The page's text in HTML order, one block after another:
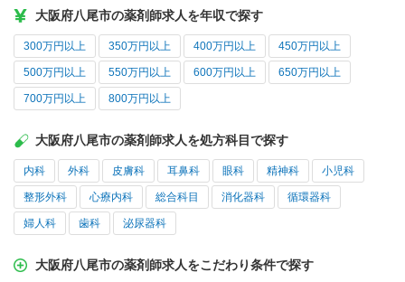
大阪府八尾市の薬剤師求人を年収で探す
300万円以上 350万円以上 400万円以上 450万円以上
500万円以上 550万円以上 600万円以上 650万円以上
700万円以上 800万円以上
大阪府八尾市の薬剤師求人を処方科目で探す
内科 外科 皮膚科 耳鼻科 眼科 精神科 小児科
整形外科 心療内科 総合科目 消化器科 循環器科
婦人科 歯科 泌尿器科
大阪府八尾市の薬剤師求人をこだわり条件で探す